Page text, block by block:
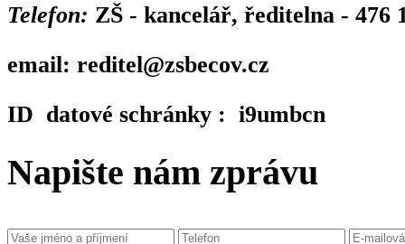
Telefon: ZŠ - kancelář, ředitelna - 476
email: reditel@zsbecov.cz
ID datové schránky : i9umbcn
Napište nám zprávu